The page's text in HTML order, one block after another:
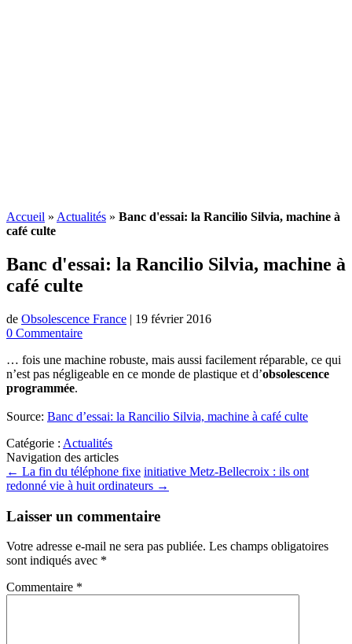
Accueil » Actualités » Banc d'essai: la Rancilio Silvia, machine à
café culte
Banc d'essai: la Rancilio Silvia, machine à
café culte
de Obsolescence France | 19 février 2016
0 Commentaire
… fois une machine robuste, mais aussi facilement réparable, ce qui
n’est pas négligeable en ce monde de plastique et d’obsolescence
programmée.
Source: Banc d’essai: la Rancilio Silvia, machine à café culte
Catégorie : Actualités
Navigation des articles
← La fin du téléphone fixe initiative Metz-Bellecroix : ils ont
redonné vie à huit ordinateurs →
Laisser un commentaire
Votre adresse e-mail ne sera pas publiée. Les champs obligatoires
sont indiqués avec *
Commentaire *